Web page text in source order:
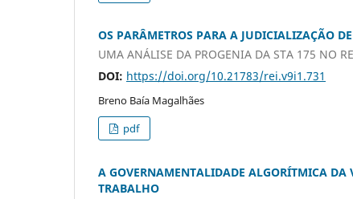
OS PARÂMETROS PARA A JUDICIALIZAÇÃO
UMA ANÁLISE DA PROGENIA DA STA 175 NO
DOI: https://doi.org/10.21783/rei.v9i1.731
Breno Baía Magalhães
pdf
A GOVERNAMENTALIDADE ALGORÍTMICA DA
TRABALHO